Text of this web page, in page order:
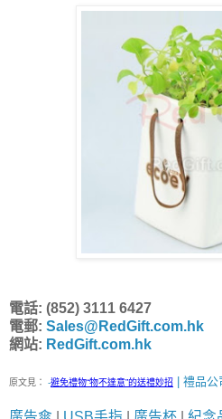
電話: (852) 3111 6427
電郵: Sales@RedGift.com.hk
網站: RedGift.com.hk
原文見： -避免禮物“物不達意”的送禮妙招 | 禮品